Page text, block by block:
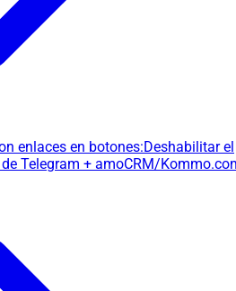
enlaces en botones:Deshabilitar el
Telegram + amoCRM/